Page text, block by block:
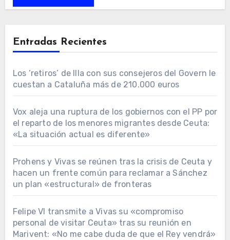
Entradas Recientes
Los ‘retiros’ de Illa con sus consejeros del Govern le
cuestan a Cataluña más de 210.000 euros
Vox aleja una ruptura de los gobiernos con el PP por
el reparto de los menores migrantes desde Ceuta:
«La situación actual es diferente»
Prohens y Vivas se reúnen tras la crisis de Ceuta y
hacen un frente común para reclamar a Sánchez
un plan «estructural» de fronteras
Felipe VI transmite a Vivas su «compromiso
personal de visitar Ceuta» tras su reunión en
Marivent: «No me cabe duda de que el Rey vendrá»